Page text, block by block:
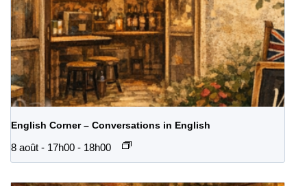
English Corner – Conversations in English
8 août - 17h00 - 18h00